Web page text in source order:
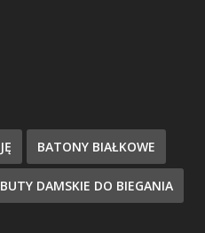
BATONY BIAŁKOWE
BUTY DAMSKIE DO BIEGANIA